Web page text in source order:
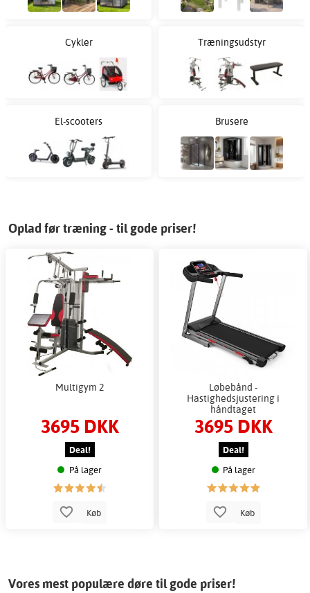
Cykler Træningsudstyr
El-scooters Brusere
Oplad før træning - til gode priser!
Multigym 2
3695 DKK
Deal!
På lager
Køb
Løbebånd -
Hastighedsjustering i
håndtaget
3695 DKK
Deal!
På lager
Køb
Vores mest populære døre til gode priser!